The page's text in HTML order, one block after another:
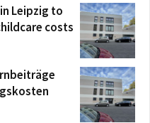
Leipzig to
costs